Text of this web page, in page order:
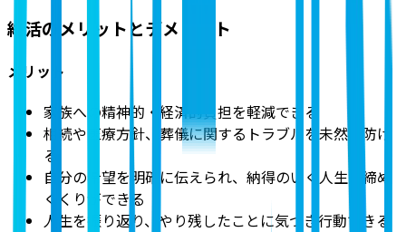
終活のメリットとデメリット
メリット
家族への精神的・経済的負担を軽減できる
相続や医療方針、葬儀に関するトラブルを未然に防げ
る
自分の希望を明確に伝えられ、納得のいく人生の締め
くくりができる
人生を振り返り、やり残したことに気づき行動できる